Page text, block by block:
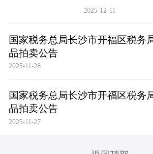
2025-12-11
国家税务总局长沙市开福区税务
品拍卖公告
2025-11-28
国家税务总局长沙市开福区税务
品拍卖公告
2025-11-27